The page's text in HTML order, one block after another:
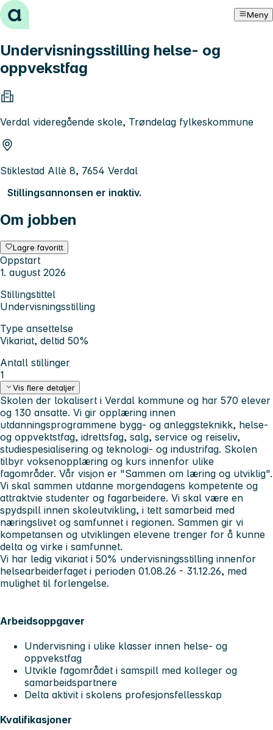
Hopp til innhold Meny
Undervisningsstilling helse- og
oppvekstfag
Verdal videregående skole, Trøndelag fylkeskommune
Stiklestad Allè 8, 7654 Verdal
Stillingsannonsen er inaktiv.
Om jobben
Lagre favoritt
Oppstart
1. august 2026
Stillingstittel
Undervisningsstilling
Type ansettelse
Vikariat, deltid 50%
Antall stillinger
1
Vis flere detaljer
Skolen der lokalisert i Verdal kommune og har 570 elever
og 130 ansatte. Vi gir opplæring innen
utdanningsprogrammene bygg- og anleggsteknikk, helse-
og oppvektstfag, idrettsfag, salg, service og reiseliv,
studiespesialisering og teknologi- og industrifag. Skolen
tilbyr voksenopplæring og kurs innenfor ulike
fagområder. Vår visjon er "Sammen om læring og utviklig".
Vi skal sammen utdanne morgendagens kompetente og
attraktvie studenter og fagarbeidere. Vi skal være en
spydspill innen skoleutvikling, i tett samarbeid med
næringslivet og samfunnet i regionen. Sammen gir vi
kompetansen og utviklingen elevene trenger for å kunne
delta og virke i samfunnet.
Vi har ledig vikariat i 50% undervisningsstilling innenfor
helsearbeiderfaget i perioden 01.08.26 - 31.12.26, med
mulighet til forlengelse.
Arbeidsoppgaver
Undervisning i ulike klasser innen helse- og
oppvekstfag
Utvikle fagområdet i samspill med kolleger og
samarbeidspartnere
Delta aktivit i skolens profesjonsfellesskap
Kvalifikasjoner